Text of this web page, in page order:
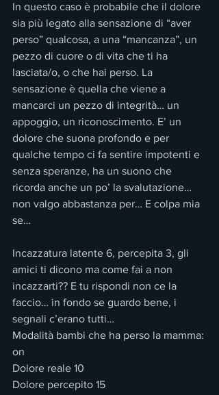
In questo caso è probabile che il dolore
sia più legato alla sensazione di “aver
perso” qualcosa, a una “mancanza”, un
pezzo di cuore o di vita che ti ha
lasciata/o, o che hai perso. La
sensazione è quella che viene a
mancarci un pezzo di integrità… un
appoggio, un riconoscimento. E’ un
dolore che suona profondo e per
qualche tempo ci fa sentire impotenti e
senza speranze, ha un suono che
ricorda anche un po’ la svalutazione…
non valgo abbastanza per… E colpa mia
se…
Incazzatura latente 6, percepita 3, gli
amici ti dicono ma come fai a non
incazzarti?? E tu rispondi non ce la
faccio… in fondo se guardo bene, i
segnali c’erano tutti…
Modalità bambi che ha perso la mamma:
on
Dolore reale 10
Dolore percepito 15